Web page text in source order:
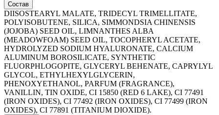
Состав
DIISOSTEARYL MALATE, TRIDECYL TRIMELLITATE,
POLYISOBUTENE, SILICA, SIMMONDSIA CHINENSIS
(JOJOBA) SEED OIL, LIMNANTHES ALBA
(MEADOWFOAM) SEED OIL, TOCOPHERYL ACETATE,
HYDROLYZED SODIUM HYALURONATE, CALCIUM
ALUMINUM BOROSILICATE, SYNTHETIC
FLUORPHLOGOPITE, GLYCERYL BEHENATE, CAPRYLYL
GLYCOL, ETHYLHEXYLGLYCERIN,
PHENOXYETHANOL, PARFUM (FRAGRANCE),
VANILLIN, TIN OXIDE, CI 15850 (RED 6 LAKE), CI 77491
(IRON OXIDES), CI 77492 (IRON OXIDES), CI 77499 (IRON
OXIDES), CI 77891 (TITANIUM DIOXIDE).